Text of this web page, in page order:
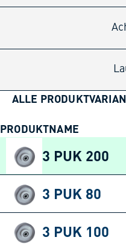
ALLE
PRODUKTNAME
3 PUK 200
3 PUK 80
3 PUK 100